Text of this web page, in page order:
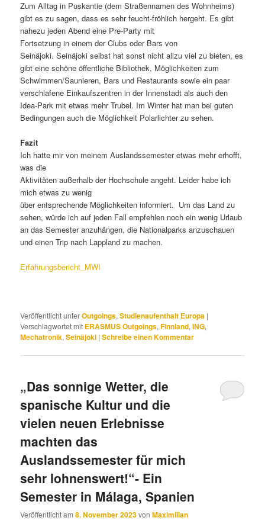
Zum Alltag in Puskantie (dem Straßennamen des Wohnheims)
gibt es zu sagen, dass es sehr feucht-fröhlich hergeht. Es gibt
nahezu jeden Abend eine Pre-Party mit
Fortsetzung in einem der Clubs oder Bars von
Seinäjoki. Seinäjoki selbst hat sonst nicht allzu viel zu bieten, es
gibt eine schöne öffentliche Bibliothek, Möglichkeiten zum
Schwimmen/Saunieren, Bars und Restaurants sowie ein paar
verschlafene Einkaufszentren in der Innenstadt als auch den
Idea-Park mit etwas mehr Trubel. Im Winter hat man bei guten
Bedingungen auch die Möglichkeit Polarlichter zu sehen.
Fazit
Ich hatte mir von meinem Auslandssemester etwas mehr erhofft,
was die
Aktivitäten außerhalb der Hochschule angeht. Leider habe ich
mich etwas zu wenig
über entsprechende Möglichkeiten informiert. Um das Land zu
sehen, würde ich auf jeden Fall empfehlen noch ein wenig Urlaub
an das Semester anzuhängen, die Nationalparks anzuschauen
und einen Trip nach Lappland zu machen.
Erfahrungsbericht_MWI
Veröffentlicht unterOutgoings,Studienaufenthalt Europa |
Verschlagwortet mit ERASMUS Outgoings,Finnland,ING,
Mechatronik,Seinäjoki |Schreibe einen Kommentar
„Das sonnige Wetter, die
spanische Kultur und die
vielen neuen Erlebnisse
machten das
Auslandssemester für mich
sehr lohnenswert!“- Ein
Semester in Málaga, Spanien
Veröffentlicht am8. November 2023vonMaximilian